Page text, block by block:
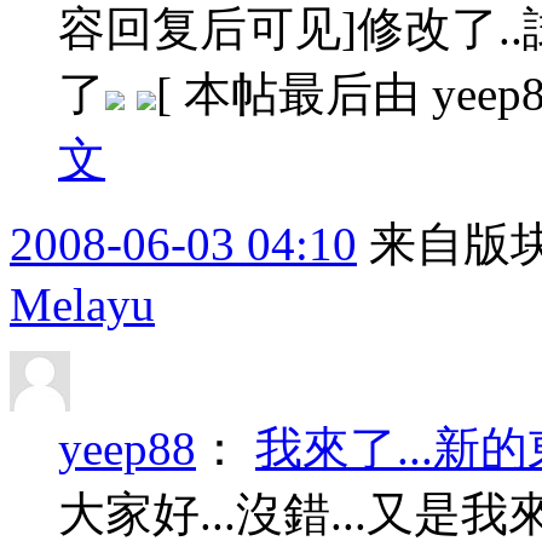
容回复后可见]修改了..
了
[ 本帖最后由
文
2008-06-03 04:10 来自版
Melayu
yeep88 ： 我來了...新的
大家好...沒錯...又是我